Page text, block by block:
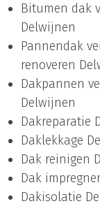
Bitumen dak
Delwijnen
Pannendak
renoveren
Dakpannen
Delwijnen
Dakreparatie
Daklekkage
Dak reinigen
Dak
Dakisolatie